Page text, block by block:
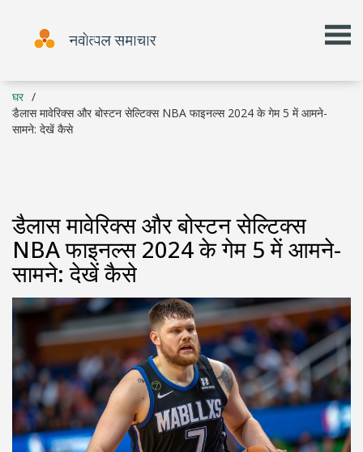
घर
डैलास मावेरिक्स और बोस्टन सेल्टिक्स NBA फाइनल्स 2024 के गेम 5 में आमने-
सामने: देखें कैसे
डैलास मावेरिक्स और बोस्टन सेल्टिक्स
NBA फाइनल्स 2024 के गेम 5 में आमने-
सामने: देखें कैसे